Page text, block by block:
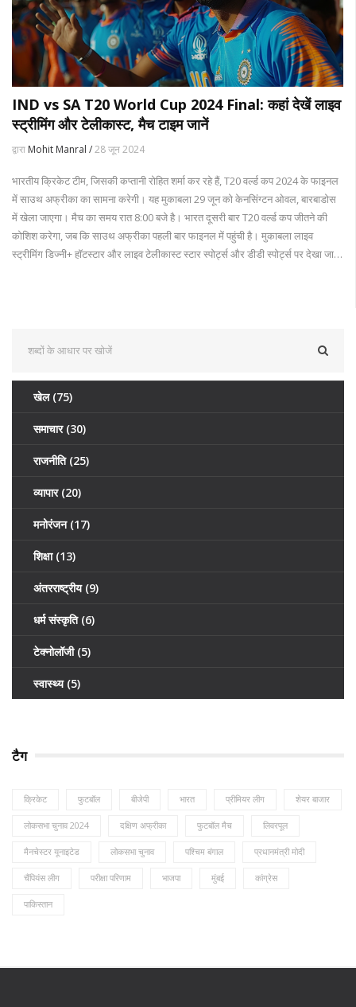
IND vs SA T20 World Cup 2024 Final: कहां देखें लाइव
स्ट्रीमिंग और टेलीकास्ट, मैच टाइम जानें
द्वारा Mohit Manral /28 जून 2024
भारतीय क्रिकेट टीम, जिसकी कप्तानी रोहित शर्मा कर रहे हैं, T20 वर्ल्ड कप 2024 के फाइनल
में साउथ अफ्रीका का सामना करेगी। यह मुकाबला 29 जून को केनसिंग्टन ओवल, बारबाडोस
में खेला जाएगा। मैच का समय रात 8:00 बजे है। भारत दूसरी बार T20 वर्ल्ड कप जीतने की
कोशिश करेगा, जब कि साउथ अफ्रीका पहली बार फाइनल में पहुंची है। मुकाबला लाइव
स्ट्रीमिंग डिज्नी+ हॉटस्टार और लाइव टेलीकास्ट स्टार स्पोर्ट्स और डीडी स्पोर्ट्स पर देखा जा
खेल (75)
समाचार (30)
राजनीति (25)
व्यापार (20)
मनोरंजन (17)
शिक्षा (13)
अंतरराष्ट्रीय (9)
धर्म संस्कृति (6)
टेक्नोलॉजी (5)
स्वास्थ्य (5)
टैग
क्रिकेट फुटबॉल बीजेपी भारत प्रीमियर लीग शेयर बाजार
लोकसभा चुनाव 2024 दक्षिण अफ्रीका फुटबॉल मैच लिवरपूल
मैनचेस्टर यूनाइटेड लोकसभा चुनाव पश्चिम बंगाल प्रधानमंत्री मोदी
चैंपियंस लीग परीक्षा परिणाम भाजपा मुंबई कांग्रेस
पाकिस्तान